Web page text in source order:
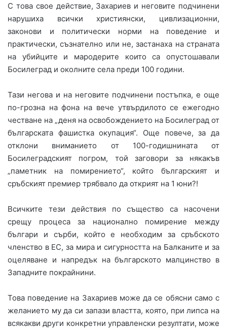
С това свое действие, Захариев и неговите подчинени
нарушиха всички християнски, цивлизационни,
законови и политически норми на поведение и
практически, съзнателно или не, застанаха на страната
на убийците и мародерите които са опустошавали
Босилеград и околните села преди 100 години.
Тази негова и на неговите подчинени постъпка, е още
по-грозна на фона на вече утвърдилото се ежегодно
честване на „деня на освобождението на Босилеград от
българската фашистка окупация“. Още повече, за да
отклони вниманието от 100-годишнината от
Босилеградският погром, той заговори за някакъв
„паметник на помирението“, който българският и
сръбският премиер трябвало да открият на 1 юни?!
Всичките тези действия по същество са насочени
срещу процеса за национално помирение между
българи и сърби, който е необходим за сръбското
членство в ЕС, за мира и сигурността на Балканите и за
оцеляване и напредък на българското малцинство в
Западните покрайнини.
Това поведение на Захариев може да се обясни само с
желанието му да си запази властта, която, при липса на
всякакви други конкретни управленски резултати, може